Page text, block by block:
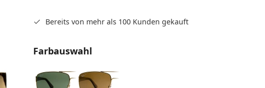
Bereits von mehr als 100 Kunden gekauft
Farbauswahl